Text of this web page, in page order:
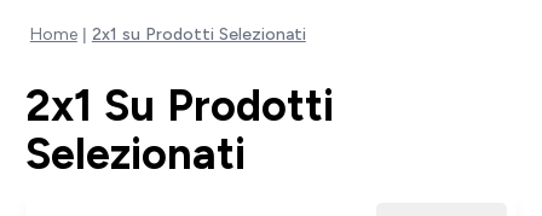
Home 2x1 su Prodotti Selezionati
2x1 Su Prodotti
Selezionati